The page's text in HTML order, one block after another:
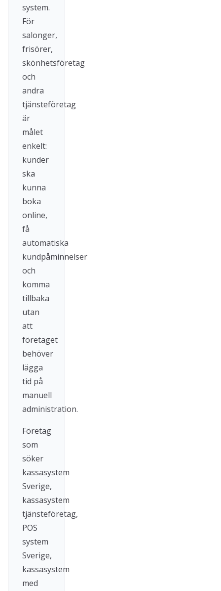
system.
För
salonger,
frisörer,
skönhetsföretag
och
andra
tjänsteföretag
är
målet
enkelt:
kunder
ska
kunna
boka
online,
få
automatiska
kundpåminnelser
och
komma
tillbaka
utan
att
företaget
behöver
lägga
tid på
manuell
administration.
Företag
som
söker
kassasystem
Sverige,
kassasystem
tjänsteföretag,
POS
system
Sverige,
kassasystem
med